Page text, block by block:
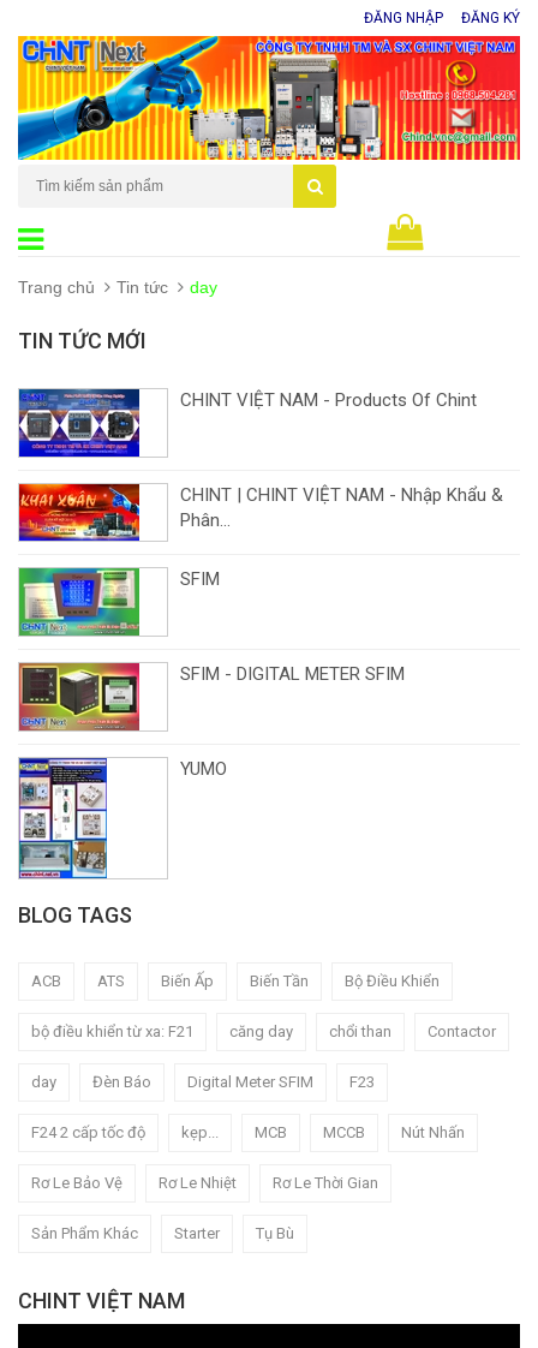
ĐĂNG NHẬP ĐĂNG KÝ
Trang chủ Tin tức day
TIN TỨC MỚI
CHINT VIỆT NAM - Products Of Chint
CHINT | CHINT VIỆT NAM - Nhập Khẩu &
Phân...
SFIM
SFIM - DIGITAL METER SFIM
YUMO
BLOG TAGS
ACB ATS Biến Ấp Biến Tần Bộ Điều Khiển
bộ điều khiển từ xa: F21 căng day chổi than Contactor
day Đèn Báo Digital Meter SFIM F23
F24 2 cấp tốc độ kẹp... MCB MCCB Nút Nhấn
Rơ Le Bảo Vệ Rơ Le Nhiệt Rơ Le Thời Gian
Sản Phẩm Khác Starter Tụ Bù
CHINT VIỆT NAM